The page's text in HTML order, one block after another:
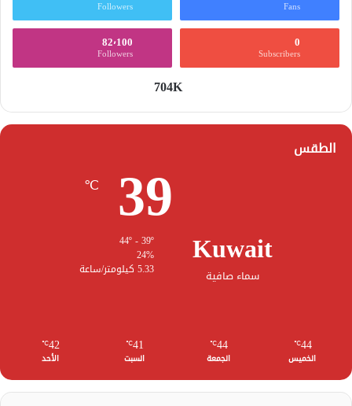
Fans
Followers
0
Subscribers
82٬100
Followers
704K
الطقس
Kuwait
سماء صافية
39
℃
24%
5.33 كيلومتر/ساعة
44
℃
الخميس
44
℃
الجمعة
41
℃
السبت
42
℃
الأحد